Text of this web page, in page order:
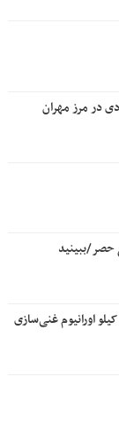
در مرز مهران
حصر/ببینید
بخشایش اردستانی: گروسی می‌خواهد ۴۰۰ کیلو اورانیوم غنی‌سازی